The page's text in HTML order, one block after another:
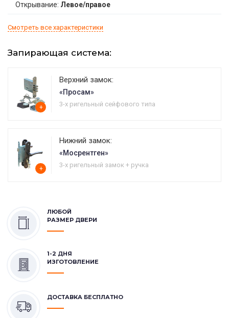
Открывание: Левое/правое
Смотреть все характеристики
Запирающая система:
+
Верхний замок:
«Просам»
3-х ригельный сейфового типа
+
Нижний замок:
«Мосрентген»
3-х ригельный замок + ручка
ЛЮБОЙ
РАЗМЕР ДВЕРИ
1-2 ДНЯ
ИЗГОТОВЛЕНИЕ
ДОСТАВКА БЕСПЛАТНО